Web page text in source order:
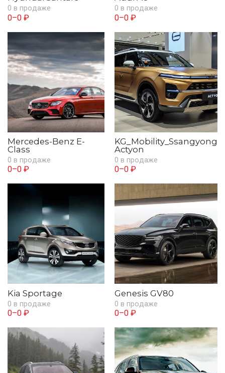
0 в продаже
0–0 ₽
0 в продаже
0–0 ₽
Mercedes-Benz E-
Class
0 в продаже
0–0 ₽
KG_Mobility_Ssangyong
Actyon
0 в продаже
0–0 ₽
Kia Sportage
0 в продаже
0–0 ₽
Genesis GV80
0 в продаже
0–0 ₽